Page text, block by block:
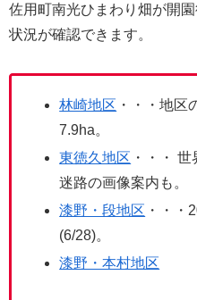
佐用町南光ひまわり畑が開園
状況が確認できます。
林崎地区 ・・・地区
7.9ha。
東徳久地区 ・・・
迷路の画像案内も。
漆野・段地区 ・・・
(6/28)。
漆野・本村地区